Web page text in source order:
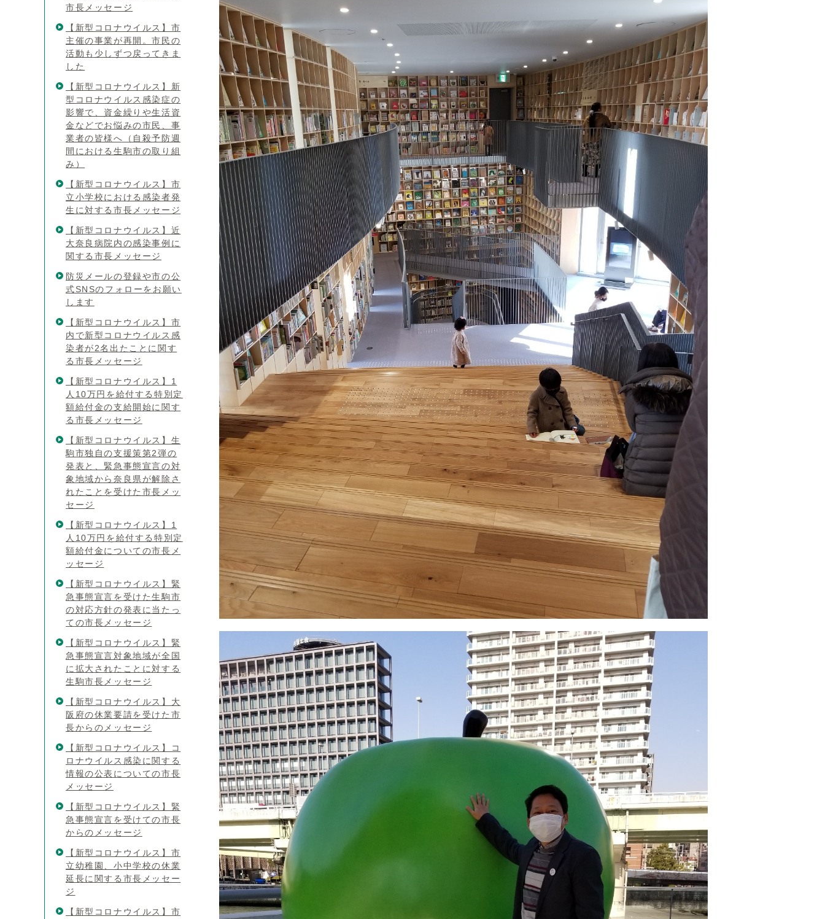
市長メッセージ
【新型コロナウイルス】市
主催の事業が再開。市民の
活動も少しずつ戻ってきま
した
【新型コロナウイルス】新
型コロナウイルス感染症の
影響で、資金繰りや生活資
金などでお悩みの市民、事
業者の皆様へ（自殺予防週
間における生駒市の取り組
み）
【新型コロナウイルス】市
立小学校における感染者発
生に対する市長メッセージ
【新型コロナウイルス】近
大奈良病院内の感染事例に
関する市長メッセージ
防災メールの登録や市の公
式SNSのフォローをお願い
します
【新型コロナウイルス】市
内で新型コロナウイルス感
染者が2名出たことに関す
る市長メッセージ
【新型コロナウイルス】1
人10万円を給付する特別定
額給付金の支給開始に関す
る市長メッセージ
【新型コロナウイルス】生
駒市独自の支援策第2弾の
発表と、緊急事態宣言の対
象地域から奈良県が解除さ
れたことを受けた市長メッ
セージ
【新型コロナウイルス】1
人10万円を給付する特別定
額給付金についての市長メ
ッセージ
【新型コロナウイルス】緊
急事態宣言を受けた生駒市
の対応方針の発表に当たっ
ての市長メッセージ
【新型コロナウイルス】緊
急事態宣言対象地域が全国
に拡大されたことに対する
生駒市長メッセージ
【新型コロナウイルス】大
阪府の休業要請を受けた市
長からのメッセージ
【新型コロナウイルス】コ
ロナウイルス感染に関する
情報の公表についての市長
メッセージ
【新型コロナウイルス】緊
急事態宣言を受けての市長
からのメッセージ
【新型コロナウイルス】市
立幼稚園、小中学校の休業
延長に関する市長メッセー
ジ
【新型コロナウイルス】市